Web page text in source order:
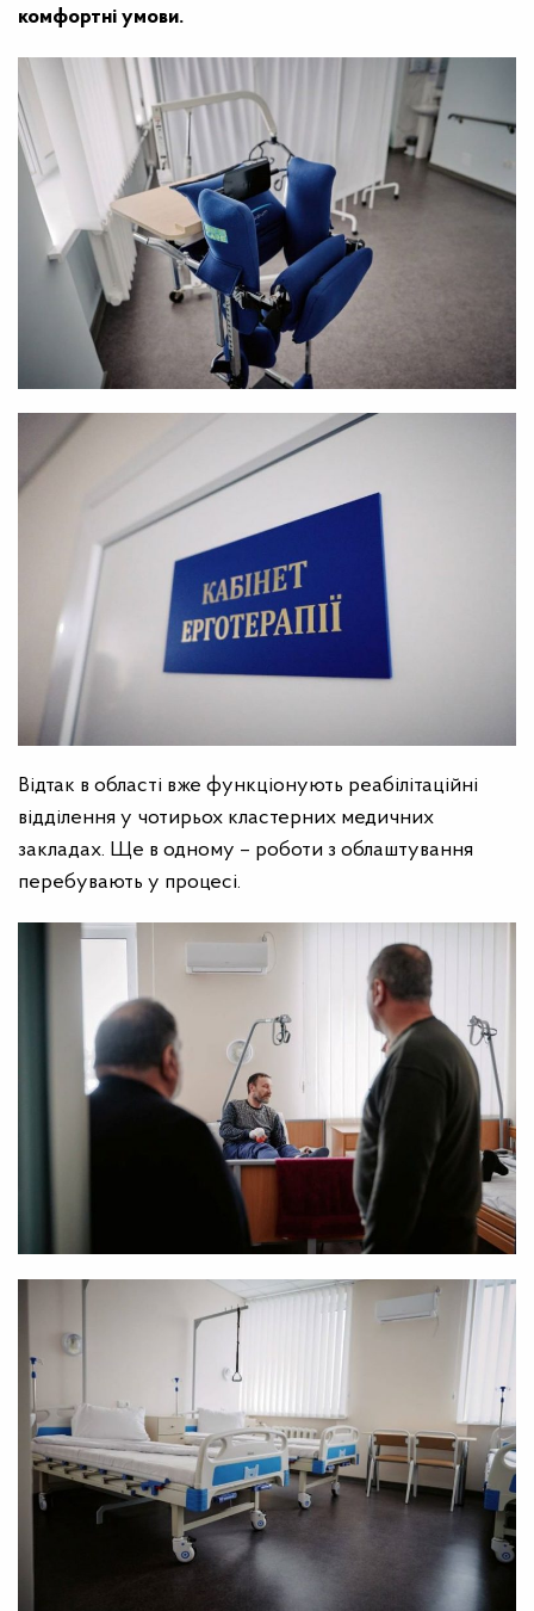
комфортні умови.
Відтак в області вже функціонують реабілітаційні
відділення у чотирьох кластерних медичних
закладах. Ще в одному – роботи з облаштування
перебувають у процесі.